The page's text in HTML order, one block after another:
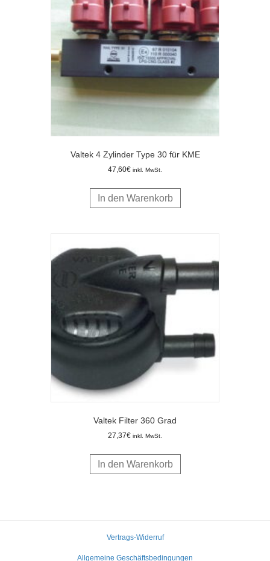
Valtek 4 Zylinder Type 30 für KME
47,60€ inkl. MwSt.
In den Warenkorb
Valtek Filter 360 Grad
27,37€ inkl. MwSt.
In den Warenkorb
Vertrags-Widerruf
Allgemeine Geschäftsbedingungen